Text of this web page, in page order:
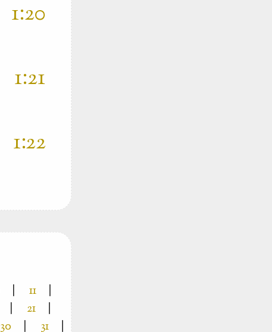
| 11
|
| 21
|
30 | 31 |